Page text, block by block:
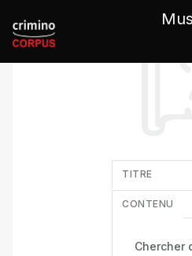
TITRE
CONTENU
Panneau de gestion des cookies